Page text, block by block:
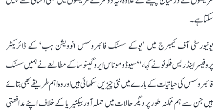
سکتا ہے۔
یونیورسٹی آف کیمبرج میں ’یوکے سسٹک فائبروسس انوویشن ہب‘ کے ڈائریکٹر
پروفیسر اینڈریس فلوٹو نے کہا، ‘‘سیوڈوموناس ایروگینوسا کے مطالعے نے ہمیں سسٹک
فائبروسس کی حیاتیات کے بارے میں نئی ​​چیزیں سکھائی ہیں اور وہ اہم طریقے بھی بتائے
ہیں جن سے ہم ممکنہ طور پر دیگر حالات میں حملہ آور بیکٹیریا کے خلاف اپنے مدافعتی